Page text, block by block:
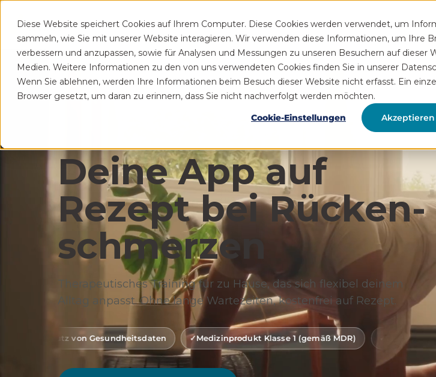
Diese Website speichert Cookies auf Ihrem Computer. Diese Cookies werden verwendet, um
sammeln, wie Sie mit unserer Website interagieren. Wir verwenden diese Informationen, um Ihre
verbessern und anzupassen, sowie für Analysen und Messungen zu unseren Besuchern auf dieser
Medien. Weitere Informationen zu den von uns verwendeten Cookies finden Sie in unserer
Wenn Sie ablehnen, werden Ihre Informationen beim Besuch dieser Website nicht erfasst. Ein
Browser gesetzt, um daran zu erinnern, dass Sie nicht nachverfolgt werden möchten.
Cookie-Einstellungen
Akzeptieren
Patient Praxis Funktionen Rezeptservice
Deine App auf
Rezept bei Rücken­
schmerzen
Therapeutisches Training für zu Hause, das sich flexibel deinem
Alltag anpasst. Ohne lange Wartezeiten, kostenfrei auf Rezept.
Gesundheitsdaten Medizinprodukt Klasse 1 (gemäß MDR) Digitale